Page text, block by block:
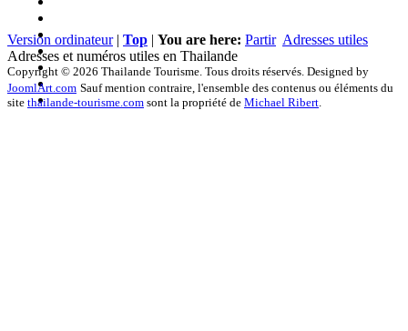
Version ordinateur| Top | You are here: Partir Adresses utiles
Adresses et numéros utiles en Thailande
Copyright © 2026 Thailande Tourisme. Tous droits réservés. Designed by
JoomlArt.com Sauf mention contraire, l'ensemble des contenus ou éléments du
site thailande-tourisme.com sont la propriété de Michael Ribert.